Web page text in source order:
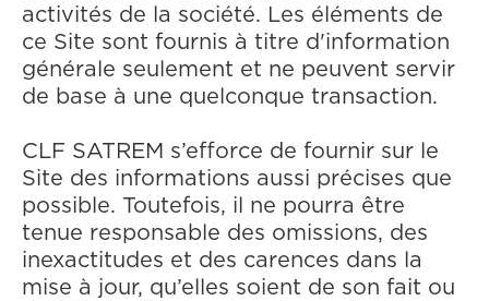
activités de la société. Les éléments de
ce Site sont fournis à titre d'information
générale seulement et ne peuvent servir
de base à une quelconque transaction.
CLF SATREM s’efforce de fournir sur le
Site des informations aussi précises que
possible. Toutefois, il ne pourra être
tenue responsable des omissions, des
inexactitudes et des carences dans la
mise à jour, qu’elles soient de son fait ou